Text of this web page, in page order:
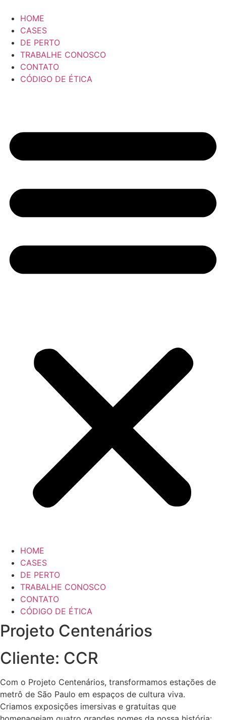
HOME
CASES
DE PERTO
TRABALHE CONOSCO
CONTATO
CÓDIGO DE ÉTICA
HOME
CASES
DE PERTO
TRABALHE CONOSCO
CONTATO
CÓDIGO DE ÉTICA
Projeto Centenários
Cliente: CCR
Com o Projeto Centenários, transformamos estações de
metrô de São Paulo em espaços de cultura viva.
Criamos exposições imersivas e gratuitas que